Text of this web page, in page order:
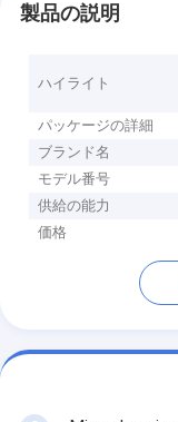
製品の説明
ハイライト
パッケージの詳細
ブランド名
モデル番号
供給の能力
価格